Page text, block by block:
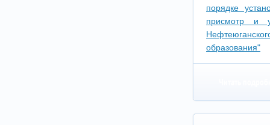
порядке
присмотр и
образования"